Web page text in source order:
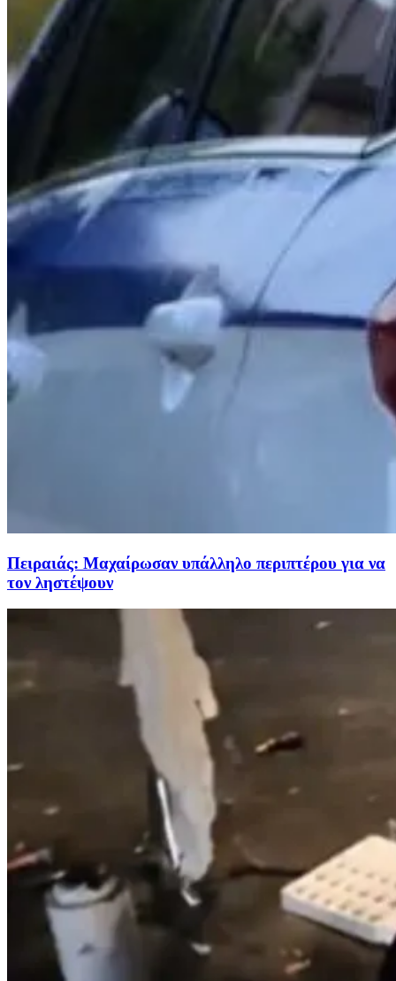
Πειραιάς: Μαχαίρωσαν υπάλληλο περιπτέρου για να
τον ληστέψουν